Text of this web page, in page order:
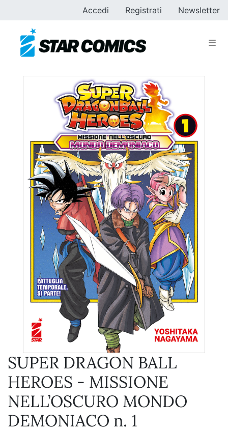
Accedi Registrati Newsletter
SUPER DRAGON BALL
HEROES - MISSIONE
NELL’OSCURO MONDO
DEMONIACO n. 1